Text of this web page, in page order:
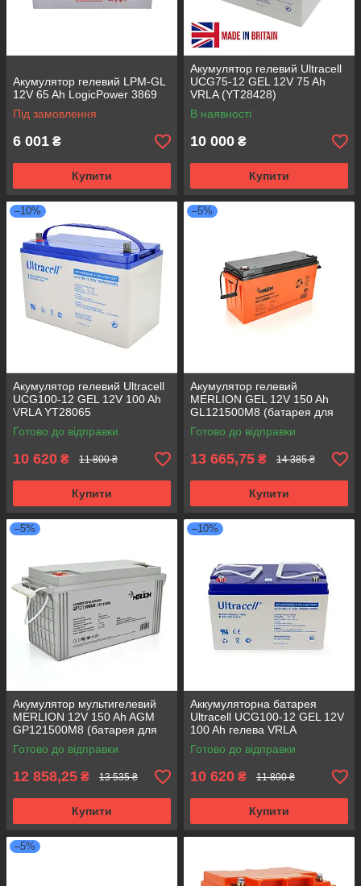
Акумулятор гелевий LPM-GL
12V 65 Ah LogicPower 3869
Під замовлення
6 001 ₴
Купити
Акумулятор гелевий Ultracell
UCG75-12 GEL 12V 75 Ah
VRLA (YT28428)
В наявності
10 000 ₴
Купити
–10%
Акумулятор гелевий Ultracell
UCG100-12 GEL 12V 100 Ah
VRLA YT28065
Готово до відправки
10 620 ₴ 11 800 ₴
Купити
–5%
Акумулятор гелевий
MERLION GEL 12V 150 Ah
GL121500M8 (батарея для
ДБЖ)
Готово до відправки
13 665,75 ₴ 14 385 ₴
Купити
–5%
Акумулятор мультигелевий
MERLION 12V 150 Ah AGM
GP121500M8 (батарея для
ДБЖ)
Готово до відправки
12 858,25 ₴ 13 535 ₴
Купити
–10%
Аккумуляторна батарея
Ultracell UCG100-12 GEL 12V
100 Ah гелева VRLA
Готово до відправки
10 620 ₴ 11 800 ₴
Купити
–5%